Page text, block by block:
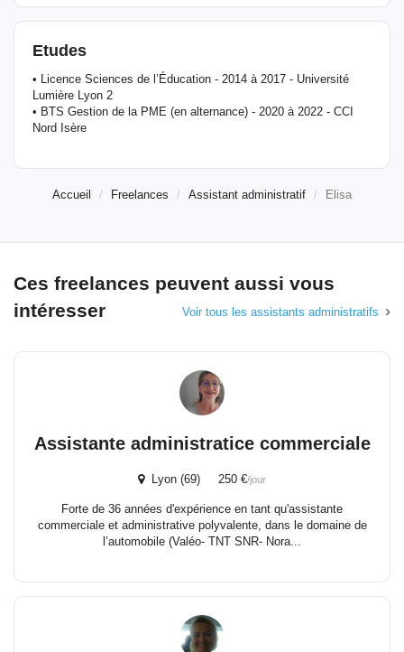
Etudes
• Licence Sciences de l’Éducation - 2014 à 2017 - Université
Lumière Lyon 2
• BTS Gestion de la PME (en alternance) - 2020 à 2022 - CCI
Nord Isère
Accueil Freelances Assistant administratif Elisa
Ces freelances peuvent aussi vous
intéresser
Voir tous les assistants administratifs
Assistante administratice commerciale
Lyon (69) 250 €/jour
Forte de 36 années d'expérience en tant qu'assistante
commerciale et administrative polyvalente, dans le domaine de
l’automobile (Valéo- TNT SNR- Nora...